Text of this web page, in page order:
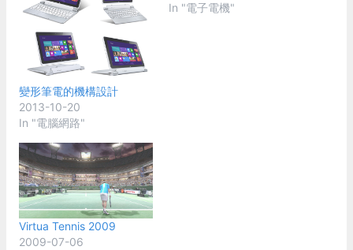
變形筆電的機構設計
2013-10-20
In "電腦網路"
In "電子電機"
Virtua Tennis 2009
2009-07-06